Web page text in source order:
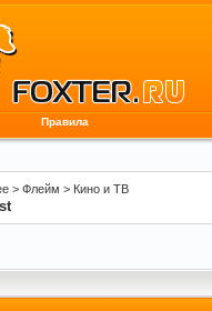
Правила
> Флейм > Кино и ТВ